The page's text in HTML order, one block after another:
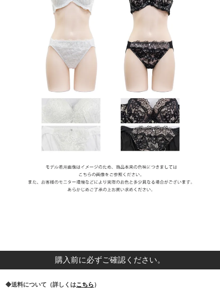
購入前に必ずご確認ください。
送料について（詳しくはこちら ）